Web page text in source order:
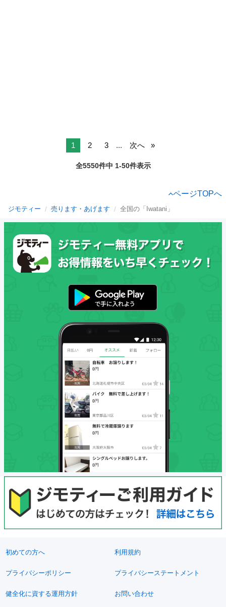
1 2 3 ... 次へ
全5550件中 1-50件表示
ページTOPへ
ジモティー 売ります・あげます 全国の「Iwatani」
初めての方へ 利用規約
プライバシーポリシー プライバシーステートメント
健全化に資する運用方針 お問い合わせ